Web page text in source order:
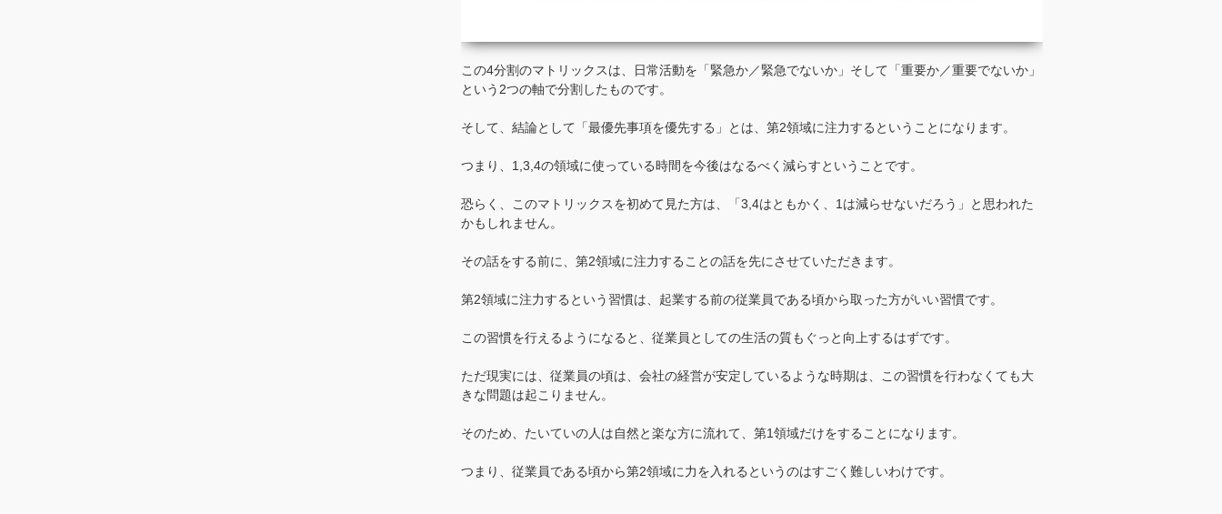
この4分割のマトリックスは、日常活動を「緊急か／緊急でないか」そして「重要か／重要でないか」
という2つの軸で分割したものです。
そして、結論として「最優先事項を優先する」とは、第2領域に注力するということになります。
つまり、1,3,4の領域に使っている時間を今後はなるべく減らすということです。
恐らく、このマトリックスを初めて見た方は、「3,4はともかく、1は減らせないだろう」と思われた
かもしれません。
その話をする前に、第2領域に注力することの話を先にさせていただきます。
第2領域に注力するという習慣は、起業する前の従業員である頃から取った方がいい習慣です。
この習慣を行えるようになると、従業員としての生活の質もぐっと向上するはずです。
ただ現実には、従業員の頃は、会社の経営が安定しているような時期は、この習慣を行わなくても大
きな問題は起こりません。
そのため、たいていの人は自然と楽な方に流れて、第1領域だけをすることになります。
つまり、従業員である頃から第2領域に力を入れるというのはすごく難しいわけです。